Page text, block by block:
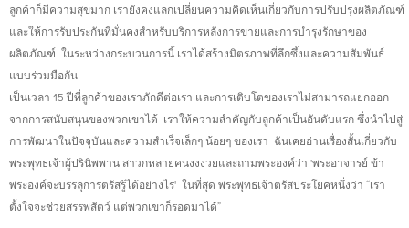
ลูกค้าก็มีความสุขมาก เรายังคงแลกเปลี่ยนความคิดเห็นเกี่ยวกับการปรับปรุงผลิตภัณฑ์
และให้การรับประกันที่มั่นคงสำหรับบริการหลังการขายและการบำรุงรักษาของ
ผลิตภัณฑ์ ในระหว่างกระบวนการนี้ เราได้สร้างมิตรภาพที่ลึกซึ้งและความสัมพันธ์
แบบร่วมมือกัน
เป็นเวลา 15 ปีที่ลูกค้าของเราภักดีต่อเรา และการเติบโตของเราไม่สามารถแยกออก
จากการสนับสนุนของพวกเขาได้ เราให้ความสำคัญกับลูกค้าเป็นอันดับแรก ซึ่งนำไปสู่
การพัฒนาในปัจจุบันและความสำเร็จเล็กๆ น้อยๆ ของเรา ฉันเคยอ่านเรื่องสั้นเกี่ยวกับ
พระพุทธเจ้าผู้ปรินิพพาน สาวกหลายคนงงงวยและถามพระองค์ว่า 'พระอาจารย์ ข้า
พระองค์จะบรรลุการตรัสรู้ได้อย่างไร' ในที่สุด พระพุทธเจ้าตรัสประโยคหนึ่งว่า “เรา
ตั้งใจจะช่วยสรรพสัตว์ แต่พวกเขาก็รอดมาได้”